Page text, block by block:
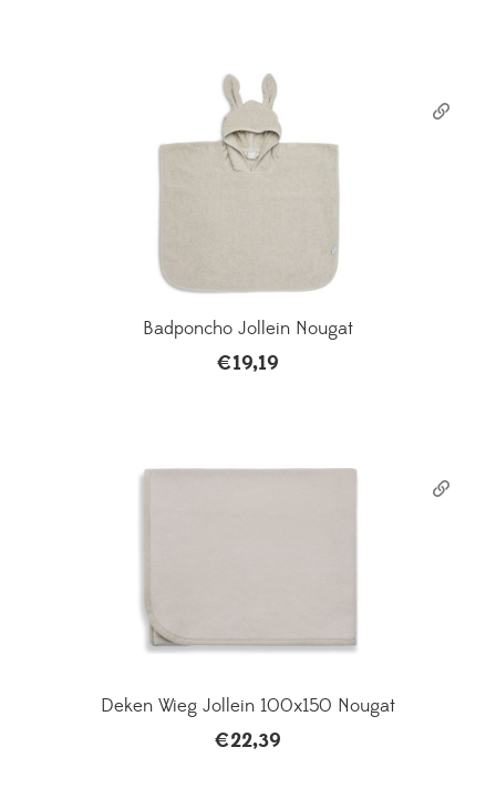
Badponcho Jollein Nougat
€19,19
Deken Wieg Jollein 100x150 Nougat
€22,39